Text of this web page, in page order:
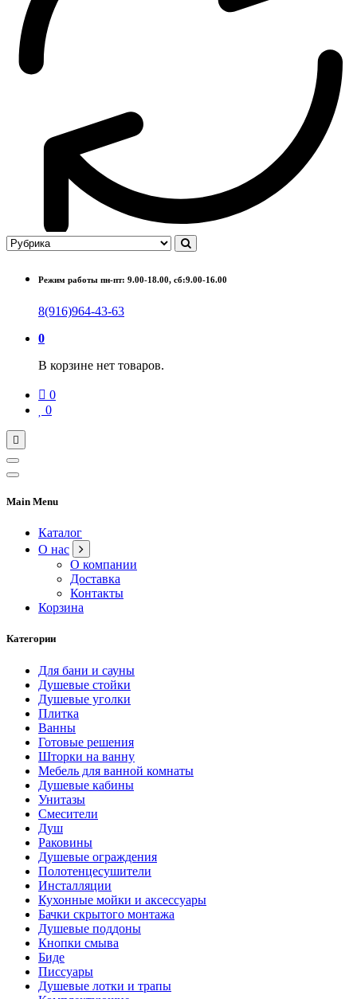
Режим работы пн-пт: 9.00-18.00, сб:9.00-16.00
8(916)964-43-63
0
В корзине нет товаров.
0
0
Main Menu
Каталог
О нас
О компании
Доставка
Контакты
Корзина
Категории
Для бани и сауны
Душевые стойки
Душевые уголки
Плитка
Ванны
Готовые решения
Шторки на ванну
Мебель для ванной комнаты
Душевые кабины
Унитазы
Смесители
Душ
Раковины
Душевые ограждения
Полотенцесушители
Инсталляции
Кухонные мойки и аксессуары
Бачки скрытого монтажа
Душевые поддоны
Кнопки смыва
Биде
Писсуары
Душевые лотки и трапы